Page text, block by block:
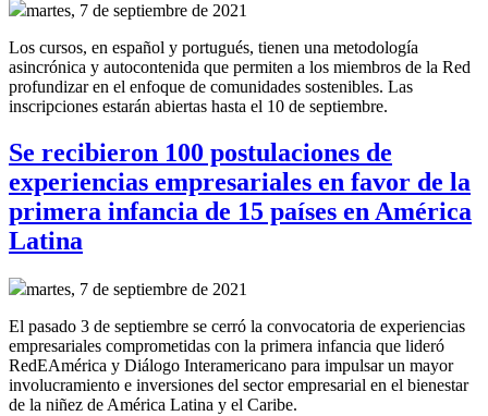
martes, 7 de septiembre de 2021
Los cursos, en español y portugués, tienen una metodología
asincrónica y autocontenida que permiten a los miembros de la Red
profundizar en el enfoque de comunidades sostenibles. Las
inscripciones estarán abiertas hasta el 10 de septiembre.
Se recibieron 100 postulaciones de
experiencias empresariales en favor de la
primera infancia de 15 países en América
Latina
martes, 7 de septiembre de 2021
El pasado 3 de septiembre se cerró la convocatoria de experiencias
empresariales comprometidas con la primera infancia que lideró
RedEAmérica y Diálogo Interamericano para impulsar un mayor
involucramiento e inversiones del sector empresarial en el bienestar
de la niñez de América Latina y el Caribe.